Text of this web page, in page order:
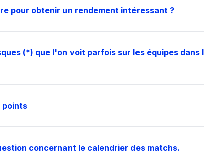
pour obtenir un rendement intéressant ?
(*) que l'on voit parfois sur les équipes dans
points
concernant le calendrier des matchs.